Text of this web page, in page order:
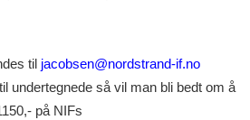
til jacobsen@nordstrand-if.no
undertegnede så vil man bli bedt om å
på NIFs